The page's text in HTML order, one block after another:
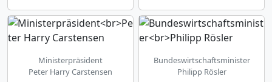
Ministerpräsident
Peter Harry Carstensen
Bundeswirtschaftsminister
Philipp Rösler